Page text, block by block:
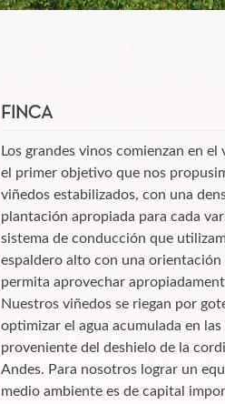
FINCA
Los grandes vinos comienzan en el
el primer objetivo que nos
viñedos estabilizados, con una
plantación apropiada para cada
sistema de conducción que
espaldero alto con una
permita aprovechar
Nuestros viñedos se riegan por
optimizar el agua acumulada en las
proveniente del deshielo de la
Andes. Para nosotros lograr un
medio ambiente es de capital